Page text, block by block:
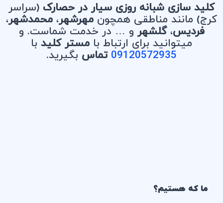
کلید سازی شبانه روزی سیار در حصارک (سراسر
کرج) مانند مناطقی همچون مهرشهر، محمدشهر،
فردیس،گلشهر و … در خدمت شماست. و
میتوانید برای ارتباط با مستر کلید با
09120572935 تماس بگیرید.
ما که هستیم؟